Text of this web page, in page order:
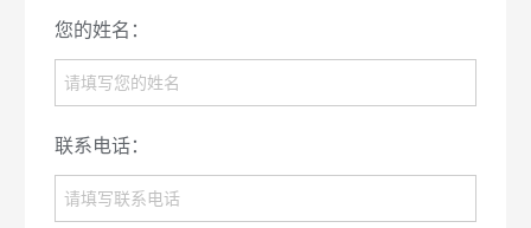
您的姓名：
联系电话：